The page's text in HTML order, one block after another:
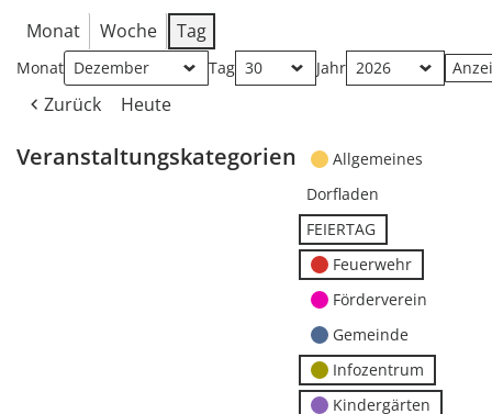
Monat Woche Tag
Monat Tag Jahr
Zurück Heute
Veranstaltungskategorien
Allgemeines
Dorfladen
FEIERTAG
Feuerwehr
Förderverein
Gemeinde
Infozentrum
Kindergärten